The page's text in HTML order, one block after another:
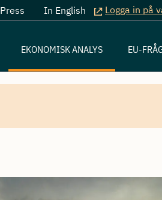
Press In English Logga in på
EKONOMISK ANALYS EU-